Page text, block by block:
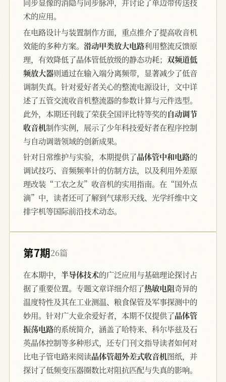
术的应用。
在电路设计与装置制作方面，重点推介了提高收音机
效能的多种方案。 滑动甲类放大电路利用整流反馈原
理，有效降低了晶体管低放级的静态功耗； 双频道低
频放大器则通过在输入端分离频带，显著减少了低音
调制失真。针对爱好者关心的整流电源设计，文中详
述了五管交流收音机整流器的参数计算与元件选型。
此外，本期还刊载了荣获全国评比特等奖的自动调节
收音机制作实例，展示了少年科技爱好者在程序控制
与自动调谐领域的创新成果。
针对日常维护与实验，本期提供了晶体管中和电路的
调试技巧、音频频率计的仿制方法，以及利用外差原
理改装“工农之友”收音机的实用指南。在“国外点
滴”中，读者还可了解到气球形天线、光学纤维中文
排字机等国际前沿技术动态。
第7期26篇
在本期中， 半导体技术的广泛应用与基础理论探讨占
据了重要位置。专题文章详细介绍了热敏电阻奇异的
温度特性及其在工业测温、粮食保管及军事探测中的
妙用。针对广大业余爱好者，本期不仅提供了晶体管
振荡电路的系统简介，涵盖了哈特来、科尔毕兹及石
英晶体控制等多种形式，还专门刊文指导读者如何对
比电子管电路来阅读晶体管超外差式收音机图纸，并
探讨了低频变压器圈数比对阻抗匹配与失真的影响。